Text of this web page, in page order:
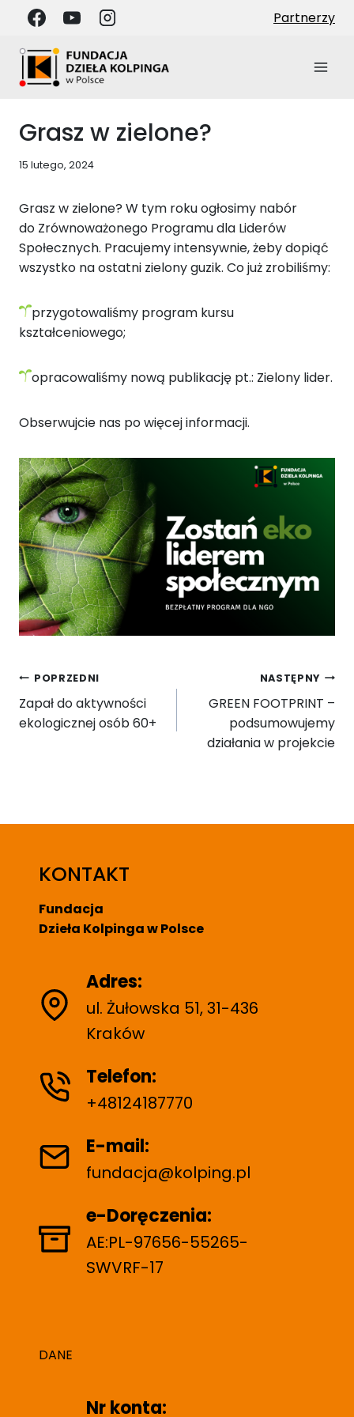
Przejdź
treści
Partnerzy
Grasz w zielone?
15 lutego, 2024
Grasz w zielone? W tym roku ogłosimy nabór
do Zrównoważonego Programu dla Liderów
Społecznych. Pracujemy intensywnie, żeby dopiąć
wszystko na ostatni zielony guzik. Co już zrobiliśmy:
przygotowaliśmy program kursu
kształceniowego;
opracowaliśmy nową publikację pt.: Zielony lider.
Obserwujcie nas po więcej informacji.
Nawigacja
wpisu
POPRZEDNI
Zapał do aktywności
ekologicznej osób 60+
NASTĘPNY
GREEN FOOTPRINT –
podsumowujemy
działania w projekcie
KONTAKT
Fundacja
Dzieła Kolpinga w Polsce
Adres:
ul. Żułowska 51, 31-436
Kraków
Telefon:
+48124187770
E-mail:
fundacja@kolping.pl
e-Doręczenia:
AE:PL-97656-55265-
SWVRF-17
DANE
Nr konta: